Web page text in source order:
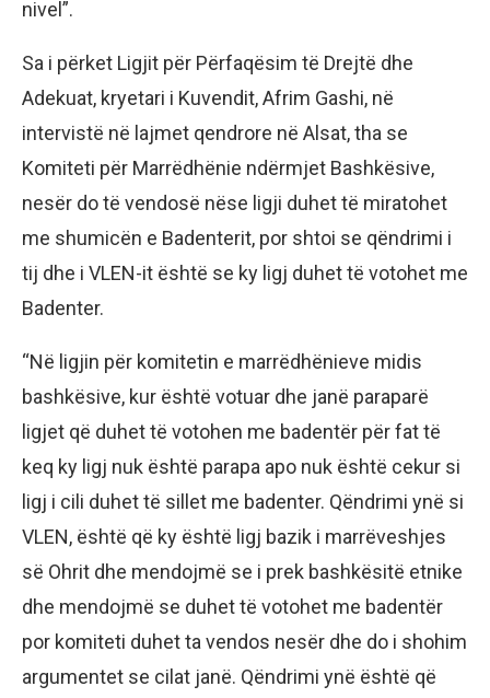
nivel”.
Sa i përket Ligjit për Përfaqësim të Drejtë dhe
Adekuat, kryetari i Kuvendit, Afrim Gashi, në
intervistë në lajmet qendrore në Alsat, tha se
Komiteti për Marrëdhënie ndërmjet Bashkësive,
nesër do të vendosë nëse ligji duhet të miratohet
me shumicën e Badenterit, por shtoi se qëndrimi i
tij dhe i VLEN-it është se ky ligj duhet të votohet me
Badenter.
“Në ligjin për komitetin e marrëdhënieve midis
bashkësive, kur është votuar dhe janë paraparë
ligjet që duhet të votohen me badentër për fat të
keq ky ligj nuk është parapa apo nuk është cekur si
ligj i cili duhet të sillet me badenter. Qëndrimi ynë si
VLEN, është që ky është ligj bazik i marrëveshjes
së Ohrit dhe mendojmë se i prek bashkësitë etnike
dhe mendojmë se duhet të votohet me badentër
por komiteti duhet ta vendos nesër dhe do i shohim
argumentet se cilat janë. Qëndrimi ynë është që